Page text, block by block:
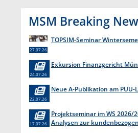
MSM Breaking
TOPSIM-Seminar
27.07.26
Exkursion Finanzgericht
24.07.26
Neue A-Publikation am
22.07.26
Projektseminar im WS 2026/
Analysen zur
17.07.26